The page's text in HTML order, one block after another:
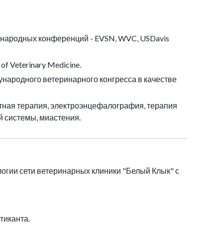
конференций - EVSN, WVC, USDavis
Veterinary Medicine.
ветеринарного конгресса в качестве
терапия, электроэнцефалография, терапия
системы, миастения.
сети ветеринарных клиники "Белый Клык" с